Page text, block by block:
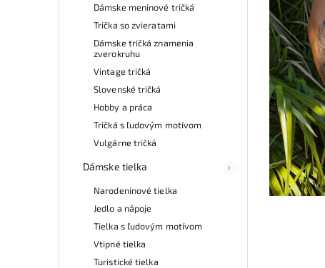
Dámske meninové tričká
Trička so zvieratami
Dámske tričká znamenia
zverokruhu
Vintage tričká
Slovenské tričká
Hobby a práca
Tričká s ľudovým motívom
Vulgárne tričká
Dámske tielka
Narodeninové tielka
Jedlo a nápoje
Tielka s ľudovým motívom
Vtipné tielka
Turistické tielka